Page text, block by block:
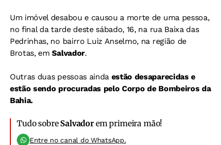
Um imóvel desabou e causou a morte de uma pessoa,
no final da tarde deste sábado, 16, na rua Baixa das
Pedrinhas, no bairro Luiz Anselmo, na região de
Brotas, emSalvador.
Outras duas pessoas ainda estão desaparecidas e
estão sendo procuradas pelo Corpo de Bombeiros da
Bahia.
Tudo sobre Salvadorem primeira mão!
Entre no canal do WhatsApp.